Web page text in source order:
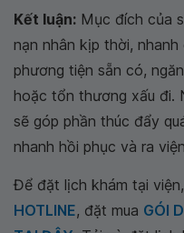
Kết luận: Mục đích của
nạn nhân kịp thời,
phương tiện sẵn có,
hoặc tổn thương xấu đi.
sẽ góp phần thúc đẩy
nhanh hồi phục và ra
Để đặt lịch khám tại
HOTLINE, đặt mua GÓI